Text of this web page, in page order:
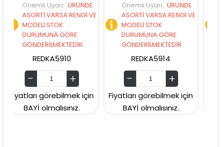
Uyarı:ÜRÜNDE
VARSA RENGİ VE
STOK
GÖRE
görebilmek için
olmalısınız.
Önemli Uyarı:ÜRÜNDE
ASORTİ VARSA RENGİ VE
MODELİ STOK
DURUMUNA GÖRE
GÖNDERİLMEKTEDİR.
REDKA5914
Fiyatları görebilmek için
BAYİ olmalısınız.
Önemli
ASORTİ
MODELİ
Fiyatları
BAYİ